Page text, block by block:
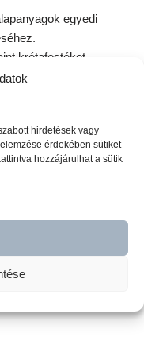
hirdetések vagy
érdekében sütiket
hozzájárulhat a sütik
egyedi
krétafestéket,
szalvétát,